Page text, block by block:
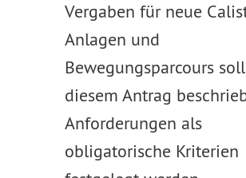
Vergaben für neue
Anlagen und
Bewegungsparcours
diesem Antrag
Anforderungen als
obligatorische Kriterien